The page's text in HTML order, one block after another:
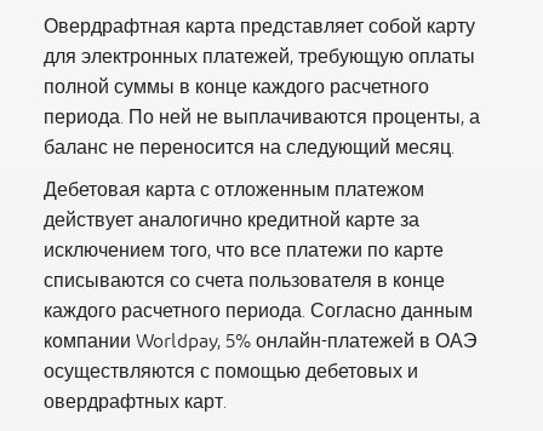
Овердрафтная карта представляет собой карту
для электронных платежей, требующую оплаты
полной суммы в конце каждого расчетного
периода. По ней не выплачиваются проценты, а
баланс не переносится на следующий месяц.
Дебетовая карта с отложенным платежом
действует аналогично кредитной карте за
исключением того, что все платежи по карте
списываются со счета пользователя в конце
каждого расчетного периода. Согласно данным
компании Worldpay, 5% онлайн-платежей в ОАЭ
осуществляются с помощью дебетовых и
овердрафтных карт.